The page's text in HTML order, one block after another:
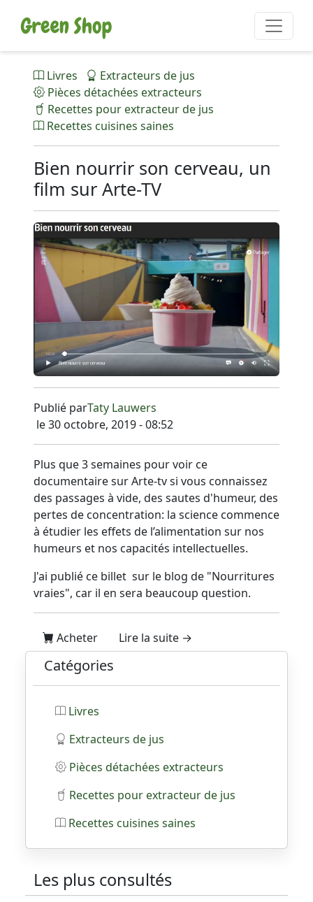
Livres
Extracteurs de jus
Pièces détachées extracteurs
Recettes pour extracteur de jus
Recettes cuisines saines
Bien nourrir son cerveau, un
film sur Arte-TV
Publié parTaty Lauwers
le 30 octobre, 2019 - 08:52
Plus que 3 semaines pour voir ce
documentaire sur Arte-tv si vous connaissez
des passages à vide, des sautes d'humeur, des
pertes de concentration: la science commence
à étudier les effets de l’alimentation sur nos
humeurs et nos capacités intellectuelles.
J'ai publié ce billet sur le blog de "Nourritures
vraies", car il en sera beaucoup question.
Acheter Lire la suite →
Catégories
Livres
Extracteurs de jus
Pièces détachées extracteurs
Recettes pour extracteur de jus
Recettes cuisines saines
Les plus consultés